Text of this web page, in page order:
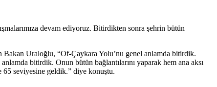
devam ediyoruz. Bitirdikten sonra şehrin bütün
Uraloğlu, “Of-Çaykara Yolu’nu genel anlamda bitirdik.
bitirdik. Onun bütün bağlantılarını yaparak hem ana aksı
65 seviyesine geldik.” diye konuştu.